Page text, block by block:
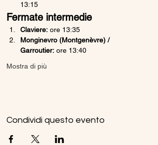
13:15
Fermate intermedie
Claviere: ore 13:35
Monginevro (Montgenèvre) /
Garroutier: ore 13:40
Mostra di più
Condividi questo evento